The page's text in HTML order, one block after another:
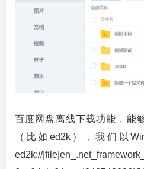
百度网盘离线下载功能，能
（比如ed2k），我们以
ed2k://